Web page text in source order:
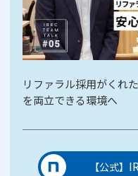
リファラル採用がく
を両立できる環境へ
【公式】